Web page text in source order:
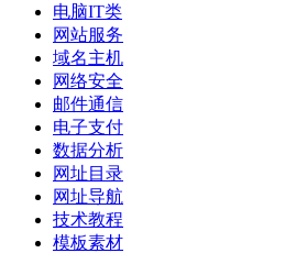
电脑IT类
网站服务
域名主机
网络安全
邮件通信
电子支付
数据分析
网址目录
网址导航
技术教程
模板素材